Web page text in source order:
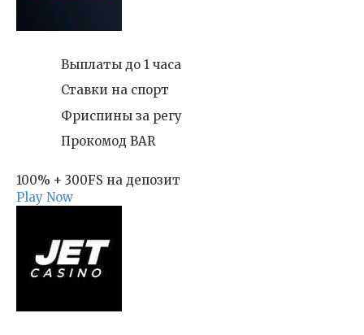
Выплаты до 1 часа
Ставки на спорт
Фриспины за регу
Прокомод BAR
100% + 300FS на депозит
Play Now